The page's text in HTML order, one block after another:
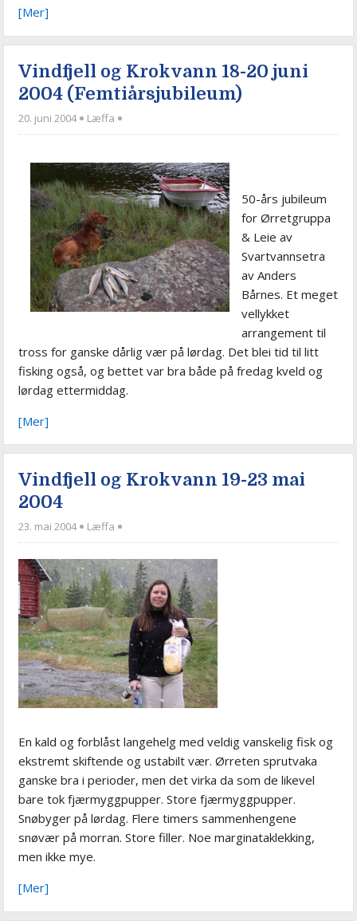
[Mer]
Vindfjell og Krokvann 18-20 juni
2004 (Femtiårsjubileum)
20. juni 2004 Læffa
50-års jubileum
for Ørretgruppa
& Leie av
Svartvannsetra
av Anders
Bårnes. Et meget
vellykket
arrangement til
tross for ganske dårlig vær på lørdag. Det blei tid til litt
fisking også, og bettet var bra både på fredag kveld og
lørdag ettermiddag.
[Mer]
Vindfjell og Krokvann 19-23 mai
2004
23. mai 2004 Læffa
En kald og forblåst langehelg med veldig vanskelig fisk og
ekstremt skiftende og ustabilt vær. Ørreten sprutvaka
ganske bra i perioder, men det virka da som de likevel
bare tok fjærmyggpupper. Store fjærmyggpupper.
Snøbyger på lørdag. Flere timers sammenhengene
snøvær på morran. Store filler. Noe marginataklekking,
men ikke mye.
[Mer]